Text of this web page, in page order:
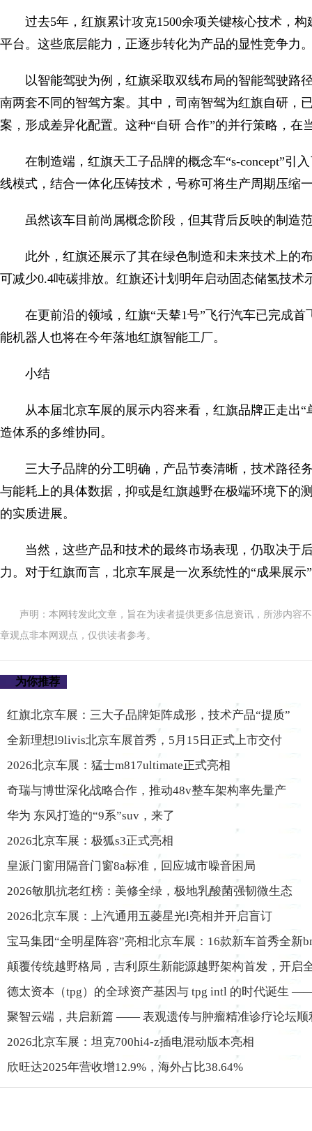
过去5年，红旗累计攻克1500余项关键核心技术，
平台。这些底层能力，正逐步转化为产品的显性竞争力
以智能驾驶为例，红旗采取双线布局的智能驾驶路
南两套不同的智驾方案。其中，司南智驾为红旗自研，
案，形成差异化配置。这种“自研 合作”的并行策略，在
在制造端，红旗天工子品牌的概念车“s-concept”引
线模式，结合一体化压铸技术，号称可将生产周期压缩
虽然该车目前尚属概念阶段，但其背后反映的制造
此外，红旗还展示了其在绿色制造和未来技术上的
可减少0.4吨碳排放。红旗还计划明年启动固态储氢技
在更前沿的领域，红旗“天辇1号”飞行汽车已完成
能机器人也将在今年落地红旗智能工厂。
小结
从本届北京车展的展示内容来看，红旗品牌正走出
造体系的多维协同。
三大子品牌的分工明确，产品节奏清晰，技术路径
与能耗上的具体数据，抑或是红旗越野在极端环境下的
的实质进展。
当然，这些产品和技术的最终市场表现，仍取决于
力。对于红旗而言，北京车展是一次系统性的“成果展示
声明：本网转发此文章，旨在为读者提供更多信息资讯，所涉内容
章观点非本网观点，仅供读者参考。
为你推荐
红旗北京车展：三大子品牌矩阵成形，技术产品“提质”
全新理想l9livis北京车展首秀，5月15日正式上市交付
2026北京车展：猛士m817ultimate正式亮相
奇瑞与博世深化战略合作，推动48v整车架构率先量产
华为 东风打造的“9系”suv，来了
2026北京车展：极狐s3正式亮相
皇派门窗用隔音门窗8a标准，回应城市噪音困局
2026敏肌抗老红榜：美修全绿，极地乳酸菌强韧微生态
2026北京车展：上汽通用五菱星光l亮相并开启盲订
宝马集团“全明星阵容”亮相北京车展：16款新车首秀全新
颠覆传统越野格局，吉利原生新能源越野架构首发，开启
德太资本（tpg）的全球资产基因与 tpg intl 的时代诞生
聚智云端，共启新篇 —— 表观遗传与肿瘤精准诊疗论坛顺
2026北京车展：坦克700hi4-z插电混动版本亮相
欣旺达2025年营收增12.9%，海外占比38.64%